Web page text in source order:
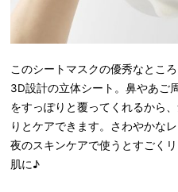
このシートマスクの優秀なとこ
3D設計の立体シート。鼻やあご
をすっぽりと覆ってくれるから
りとケアできます。さわやかな
夜のスキンケアで使うとすごく
肌に♪